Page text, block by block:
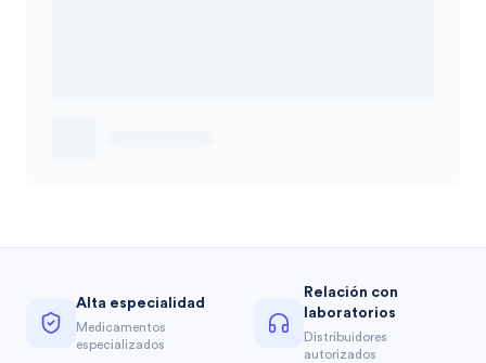
Alta especialidad
Medicamentos
especializados
Relación con
laboratorios
Distribuidores
autorizados